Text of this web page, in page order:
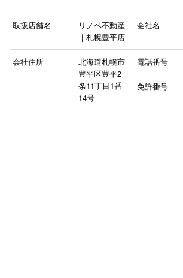
取扱店舗名
リノベ不動産
｜札幌豊平店
会社名
会社住所
北海道札幌市
豊平区豊平2
条11丁目1番
14号
電話番号
免許番号